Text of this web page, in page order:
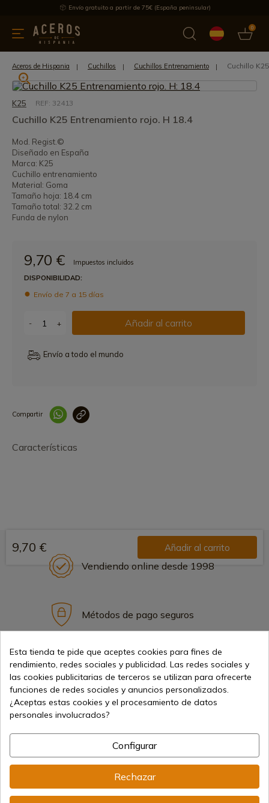
Envío gratuito a partir de 75€ (España peninsular)
0
menaje Ofertas Ultimas novedades Los más vendidos
Aceros de Hispania Cuchillos Cuchillos Entrenamiento Cuchillo
K25 REF: 32413
Cuchillo K25 Entrenamiento rojo. H 18.4
Mod. Regist.©
Diseñado en España
Marca: K25
Cuchillo entrenamiento
Material: Goma
Tamaño hoja: 18.4 cm
Tamaño total: 32.2 cm
Funda de nylon
9,70 €
Impuestos incluidos
DISPONIBILIDAD:
Envío de 7 a 15 días
- + Añadir al carrito
Envío a todo el mundo
Compartir
Características
9,70 € Añadir al carrito
Vendiendo online desde 1998
Métodos de pago seguros
Envíos internacionales
info@aceros-de-hispania.com
Esta tienda te pide que aceptes cookies para fines de
rendimiento, redes sociales y publicidad. Las redes sociales y
las cookies publicitarias de terceros se utilizan para ofrecerte
funciones de redes sociales y anuncios personalizados.
¿Aceptas estas cookies y el procesamiento de datos
personales involucrados?
Configurar
Rechazar